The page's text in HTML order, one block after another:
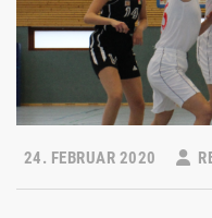
24. FEBRUAR 2020